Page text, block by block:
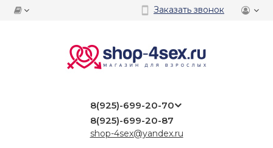
Заказать звонок
8(925)-699-20-70
8(925)-699-20-87
shop-4sex@yandex.ru